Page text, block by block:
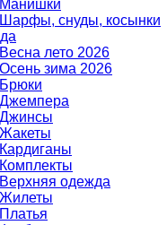
Манишки
Шарфы, снуды, косынки
Весна лето 2026
Осень зима 2026
Брюки
Джемпера
Джинсы
Жакеты
Кардиганы
Комплекты
Верхняя одежда
Жилеты
Платья